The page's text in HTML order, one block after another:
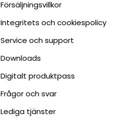
Försäljningsvillkor
Integritets och cookiespolicy
Service och support
Downloads
Digitalt produktpass
Frågor och svar
Lediga tjänster